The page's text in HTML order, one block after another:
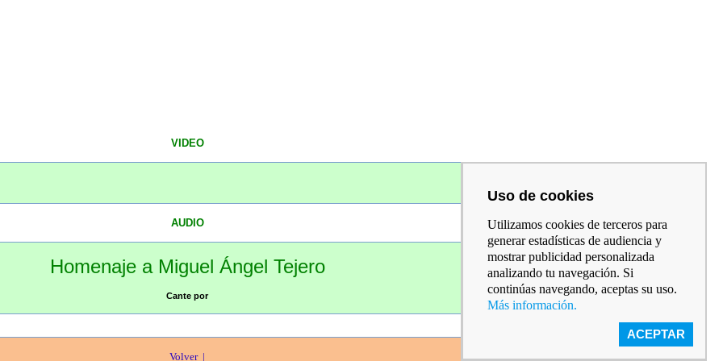
VIDEO
AUDIO
Homenaje a Miguel Ángel Tejero
Cante por
Volver |
Uso de cookies
Utilizamos cookies de terceros para
generar estadísticas de audiencia y
mostrar publicidad personalizada
analizando tu navegación. Si
continúas navegando, aceptas su uso.
Más información.
ACEPTAR